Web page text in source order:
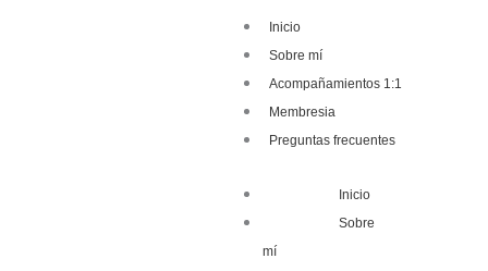
Inicio
Sobre mí
Acompañamientos 1:1
Membresia
Preguntas frecuentes
Inicio
Sobre
mí